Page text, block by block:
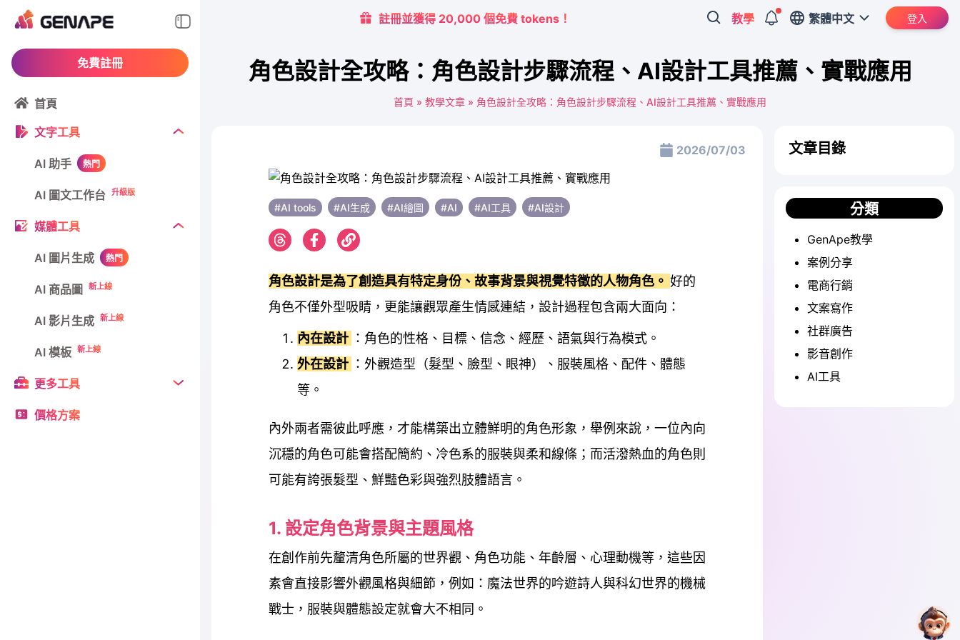
免費註冊
首頁
文字工具
AI 助手 熱門
AI 圖文工作台 升級版
媒體工具
AI 圖片生成 熱門
AI 商品圖 新上線
AI 影片生成 新上線
AI 模板 新上線
更多工具
價格方案
註冊並獲得 20,000 個免費 tokens！ 教學 繁體中文 登入
角色設計全攻略：角色設計步驟流程、AI設計工具推薦、實戰應用
首頁 » 教學文章 » 角色設計全攻略：角色設計步驟流程、AI設計工具推薦、實戰應用
2026/07/03
#AI tools #AI生成 #AI繪圖 #AI #AI工具 #AI設計
角色設計是為了創造具有特定身份、故事背景與視覺特徵的人物角色。 好的
角色不僅外型吸睛，更能讓觀眾產生情感連結，設計過程包含兩大面向：
內在設計 ：角色的性格、目標、信念、經歷、語氣與行為模式。
外在設計 ：外觀造型（髮型、臉型、眼神）、服裝風格、配件、體態
等。
內外兩者需彼此呼應，才能構築出立體鮮明的角色形象，舉例來說，一位內向
沉穩的角色可能會搭配簡約、冷色系的服裝與柔和線條；而活潑熱血的角色則
可能有誇張髮型、鮮豔色彩與強烈肢體語言。
1. 設定角色背景與主題風格
在創作前先釐清角色所屬的世界觀、角色功能、年齡層、心理動機等，這些因
素會直接影響外觀風格與細節，例如：魔法世界的吟遊詩人與科幻世界的機械
戰士，服裝與體態設定就會大不相同。
文章目錄
分類
GenApe教學
案例分享
電商行銷
文案寫作
社群廣告
影音創作
AI工具